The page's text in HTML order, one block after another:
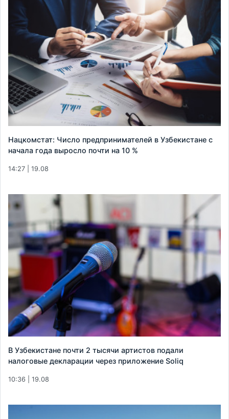
Нацкомстат: Число предпринимателей в Узбекистане с
начала года выросло почти на 10 %
14:27 | 19.08
В Узбекистане почти 2 тысячи артистов подали
налоговые декларации через приложение Soliq
10:36 | 19.08